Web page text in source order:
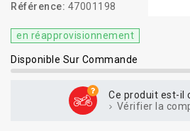
Référence: 47001198
en réapprovisionnement
Disponible Sur Commande
Ce produit est-il
Vérifier la